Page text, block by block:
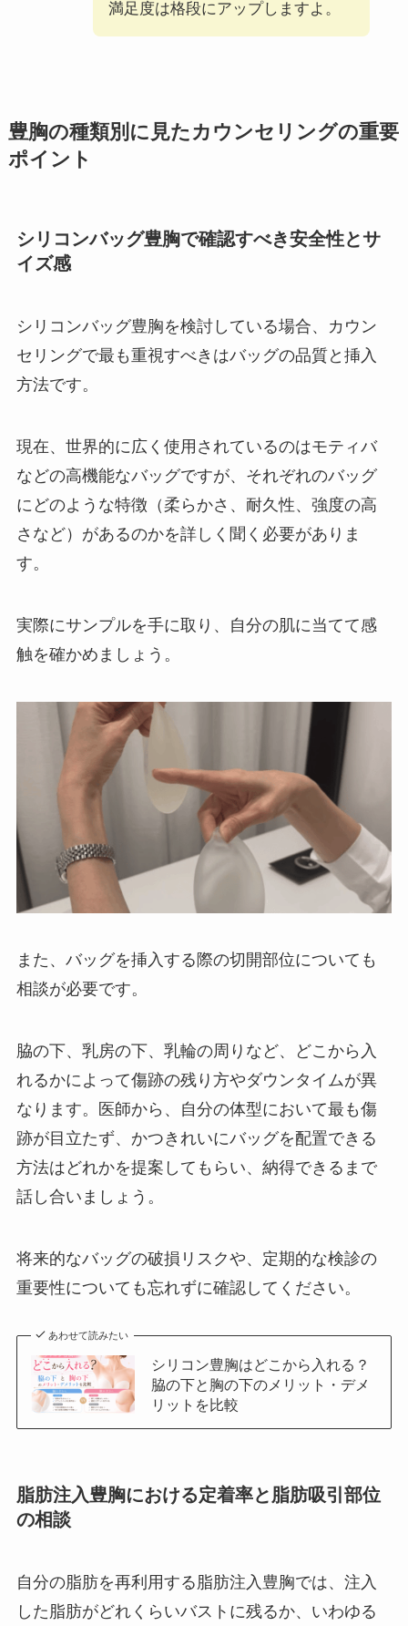
満足度は格段にアップしますよ。
豊胸の種類別に見たカウンセリングの重要
ポイント
シリコンバッグ豊胸で確認すべき安全性とサ
イズ感
シリコンバッグ豊胸を検討している場合、カウン
セリングで最も重視すべきはバッグの品質と挿入
方法です。
現在、世界的に広く使用されているのはモティバ
などの高機能なバッグですが、それぞれのバッグ
にどのような特徴（柔らかさ、耐久性、強度の高
さなど）があるのかを詳しく聞く必要がありま
す。
実際にサンプルを手に取り、自分の肌に当てて感
触を確かめましょう。
また、バッグを挿入する際の切開部位についても
相談が必要です。
脇の下、乳房の下、乳輪の周りなど、どこから入
れるかによって傷跡の残り方やダウンタイムが異
なります。医師から、自分の体型において最も傷
跡が目立たず、かつきれいにバッグを配置できる
方法はどれかを提案してもらい、納得できるまで
話し合いましょう。
将来的なバッグの破損リスクや、定期的な検診の
重要性についても忘れずに確認してください。
あわせて読みたい
シリコン豊胸はどこから入れる？
脇の下と胸の下のメリット・デメ
リットを比較
脂肪注入豊胸における定着率と脂肪吸引部位
の相談
自分の脂肪を再利用する脂肪注入豊胸では、注入
した脂肪がどれくらいバストに残るか、いわゆる